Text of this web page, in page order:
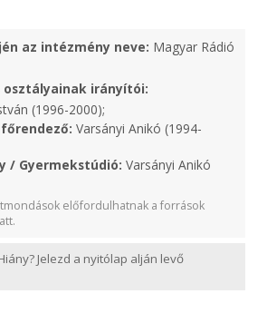
az intézmény neve: Magyar Rádió
osztályainak irányítói:
(1996-2000);
Varsányi Anikó (1994-
/ Gyermekstúdió: Varsányi Anikó
előfordulhatnak a források
Jelezd a nyitólap alján levő